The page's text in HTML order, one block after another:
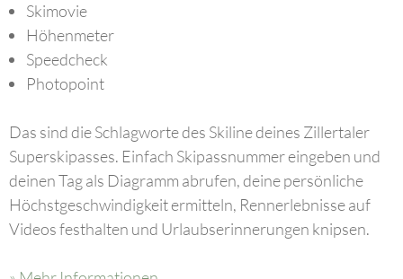
Skimovie
Höhenmeter
Speedcheck
Photopoint
Das sind die Schlagworte des Skiline deines Zillertaler
Superskipasses. Einfach Skipassnummer eingeben und
deinen Tag als Diagramm abrufen, deine persönliche
Höchstgeschwindigkeit ermitteln, Rennerlebnisse auf
Videos festhalten und Urlaubserinnerungen knipsen.